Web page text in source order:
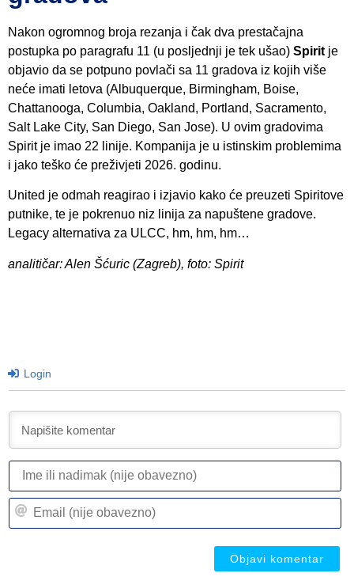
Nakon ogromnog broja rezanja i čak dva prestačajna
postupka po paragrafu 11 (u posljednji je tek ušao) Spirit je
objavio da se potpuno povlači sa 11 gradova iz kojih više
neće imati letova (Albuquerque, Birmingham, Boise,
Chattanooga, Columbia, Oakland, Portland, Sacramento,
Salt Lake City, San Diego, San Jose). U ovim gradovima
Spirit je imao 22 linije. Kompanija je u istinskim problemima
i jako teško će preživjeti 2026. godinu.
United je odmah reagirao i izjavio kako će preuzeti Spiritove
putnike, te je pokrenuo niz linija za napuštene gradove.
Legacy alternativa za ULCC, hm, hm, hm…
analitičar: Alen Šćuric (Zagreb), foto: Spirit
Login